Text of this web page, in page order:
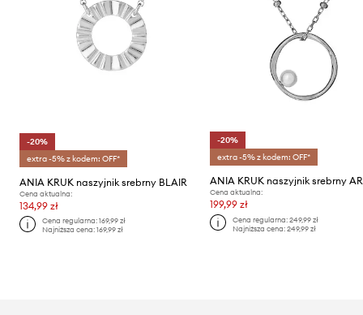
-20%
extra -5% z kodem: OFF*
ANIA KRUK naszyjnik srebrny BLAIR
Cena aktualna:
134,99 zł
Cena regularna:169,99 zł
Najniższa cena:169,99 zł
-20%
extra -5% z kodem: OFF*
ANIA KRUK naszyjnik srebrny
Cena aktualna:
199,99 zł
Cena regularna: 249,99 zł
Najniższa cena: 249,99 zł